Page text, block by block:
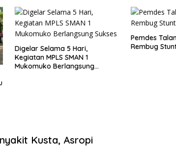
Pemdes Talang Kuning Gelar
Rembug Stunting
Door To
Mekar Jaya
Kusta, Asropi